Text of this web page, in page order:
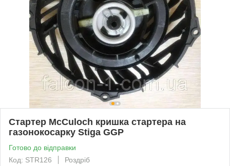
Стартер McCuloch кришка стартера на
газонокосарку Stiga GGP
Готово до відправки
Код: STR126
Роздріб